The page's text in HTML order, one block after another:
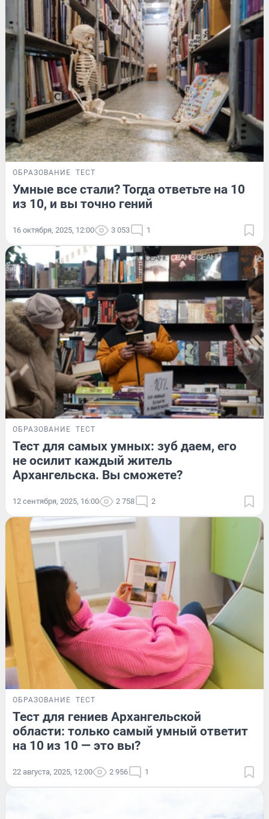
ОБРАЗОВАНИЕ ТЕСТ
Умные все стали? Тогда ответьте на 10
из 10, и вы точно гений
16 октября, 2025, 12:00 3 053 1
ОБРАЗОВАНИЕ ТЕСТ
Тест для самых умных: зуб даем, его
не осилит каждый житель
Архангельска. Вы сможете?
12 сентября, 2025, 16:00 2 758 2
ОБРАЗОВАНИЕ ТЕСТ
Тест для гениев Архангельской
области: только самый умный ответит
на 10 из 10 — это вы?
22 августа, 2025, 12:00 2 956 1